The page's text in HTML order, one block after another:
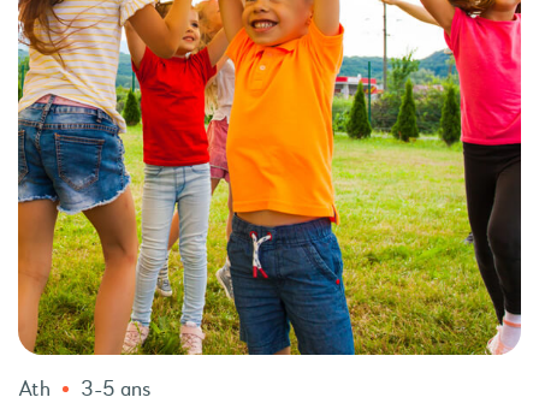
Ath 3-5 ans